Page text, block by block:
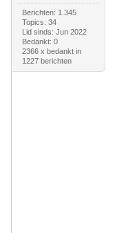
Berichten: 1.345
Topics: 34
Lid sinds: Jun 2022
Bedankt: 0
2366 x bedankt in
1227 berichten